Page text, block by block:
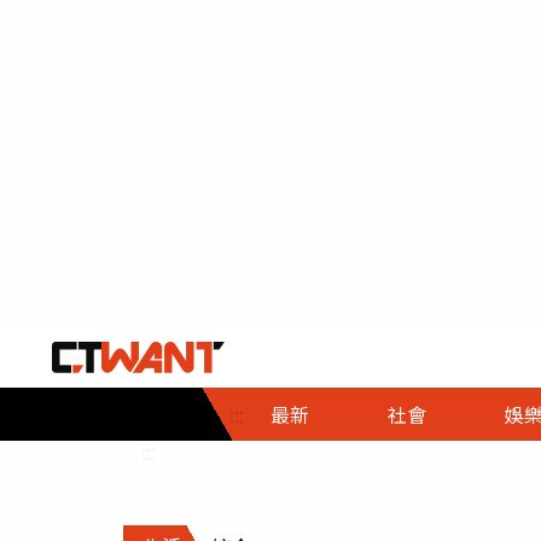
::: 最新 社會
社會首頁
時事
調查
娛樂
娛樂首頁
即時
財經首頁
熱線
政